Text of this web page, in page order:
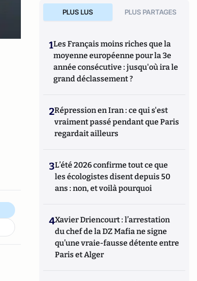
sa posture anti-traditionnelle, il a acquis la
notoriété des médias internationaux en
avoir trouvé un remède contre la Covid-19
avec son traitement à base
d’hydroxychloroquine notamment.
PLUS LUS PLUS PARTAGES
1Les Français moins riches que la
moyenne européenne pour la 3e
année consécutive : jusqu'où ira le
grand déclassement ?
2Répression en Iran : ce qui s'est
vraiment passé pendant que Paris
regardait ailleurs
3L’été 2026 confirme tout ce que
les écologistes disent depuis 50
ans : non, et voilà pourquoi
4Xavier Driencourt : l’arrestation
du chef de la DZ Mafia ne signe
qu’une vraie-fausse détente entre
Paris et Alger